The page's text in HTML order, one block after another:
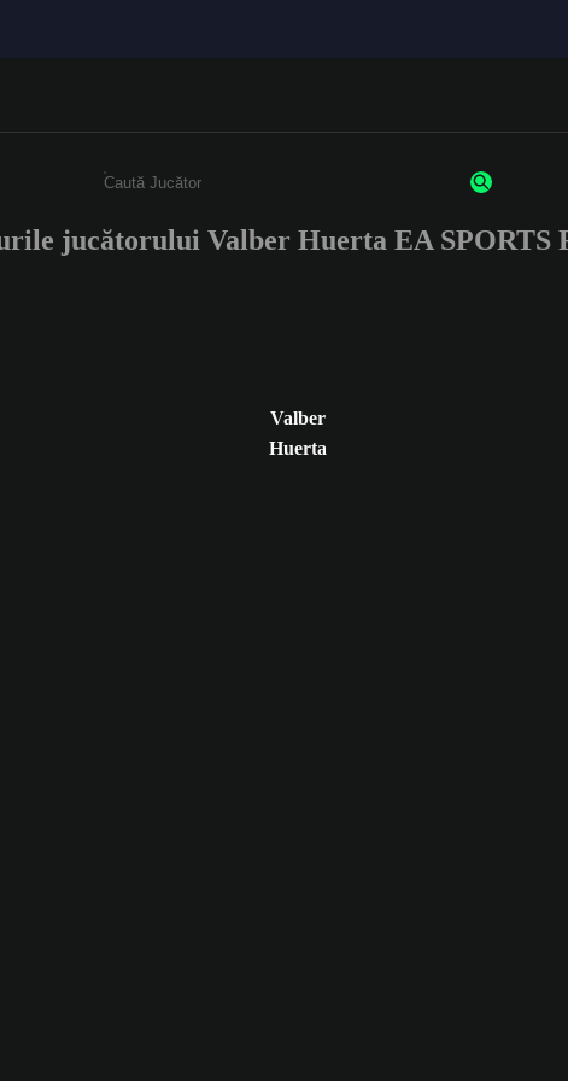
Enter a minimum of 3 characters or numbers
jucătorului Valber Huerta EA SPORTS
Valber
Huerta